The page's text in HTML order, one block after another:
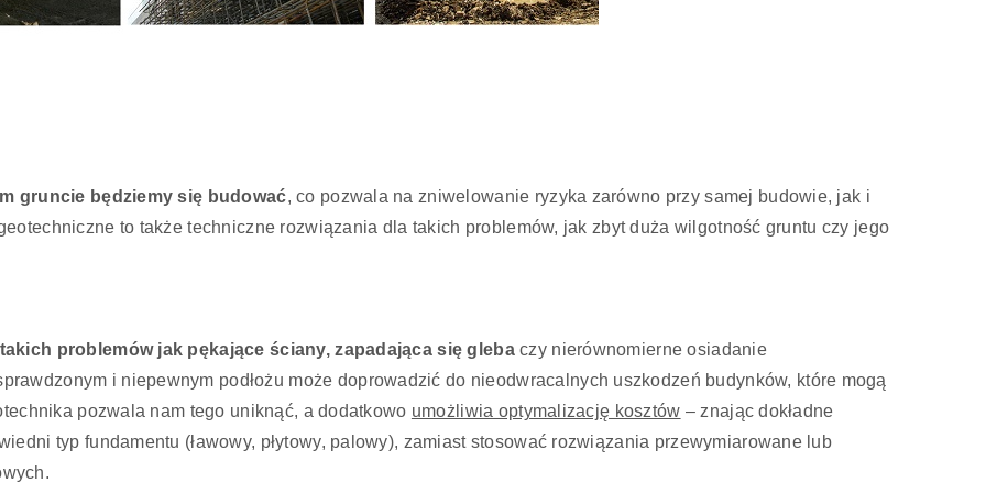
gruncie będziemy się budować, co pozwala na zniwelowanie ryzyka zarówno przy samej budowie, jak i
to także techniczne rozwiązania dla takich problemów, jak zbyt duża wilgotność gruntu czy jego
problemów jak pękające ściany, zapadająca się glebaczy nierównomierne osiadanie
i niepewnym podłożu może doprowadzić do nieodwracalnych uszkodzeń budynków, które mogą
pozwala nam tego uniknąć, a dodatkowo umożliwia optymalizację kosztów – znając dokładne
typ fundamentu (ławowy, płytowy, palowy), zamiast stosować rozwiązania przewymiarowane lub